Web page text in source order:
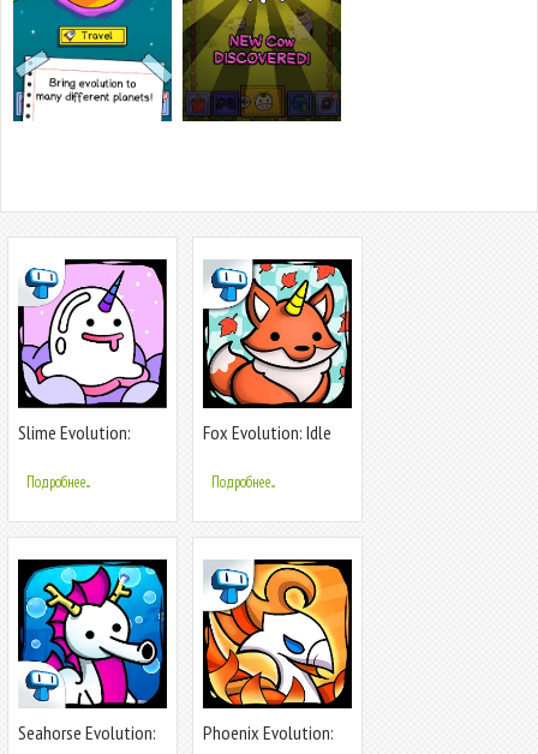
Slime Evolution:
Подробнее...
Fox Evolution: Idle
Подробнее...
Seahorse Evolution:
Phoenix Evolution: